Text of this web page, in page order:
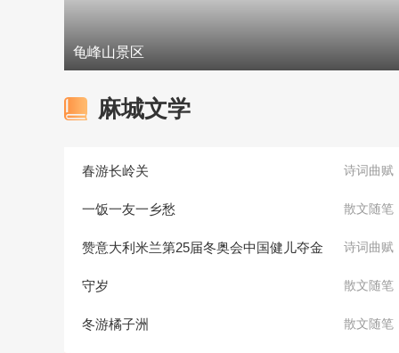
龟峰山景区
麻城文学
春游长岭关 诗词曲赋
一饭一友一乡愁 散文随笔
赞意大利米兰第25届冬奥会中国健儿夺金 诗词曲赋
守岁 散文随笔
冬游橘子洲 散文随笔